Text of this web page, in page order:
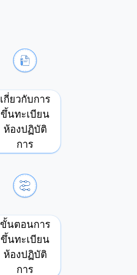
เกี่ยวกับการ
ขึ้นทะเบียน
ห้องปฏิบัติ
การ
ขั้นตอนการ
ขึ้นทะเบียน
ห้องปฏิบัติ
การ